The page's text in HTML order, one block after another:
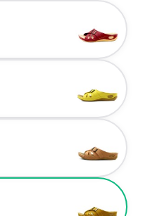
Color